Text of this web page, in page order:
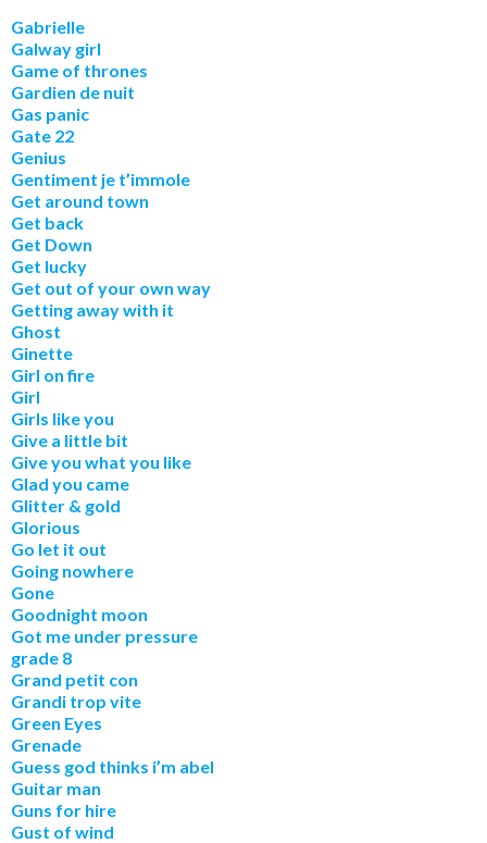
Gabrielle
Galway girl
Game of thrones
Gardien de nuit
Gas panic
Gate 22
Genius
Gentiment je t’immole
Get around town
Get back
Get Down
Get lucky
Get out of your own way
Getting away with it
Ghost
Ginette
Girl on fire
Girl
Girls like you
Give a little bit
Give you what you like
Glad you came
Glitter & gold
Glorious
Go let it out
Going nowhere
Gone
Goodnight moon
Got me under pressure
grade 8
Grand petit con
Grandi trop vite
Green Eyes
Grenade
Guess god thinks i’m abel
Guitar man
Guns for hire
Gust of wind